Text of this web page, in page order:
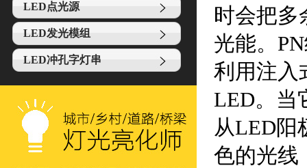
LED点光源
LED发光模组
LED冲孔字灯串
时会把多
光能。
利用注入
LED。当
从LED阳
色的光线